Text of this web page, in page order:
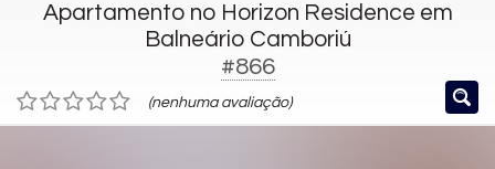
Apartamento no Horizon Residence em
Balneário Camboriú
#866
(nenhuma avaliação)